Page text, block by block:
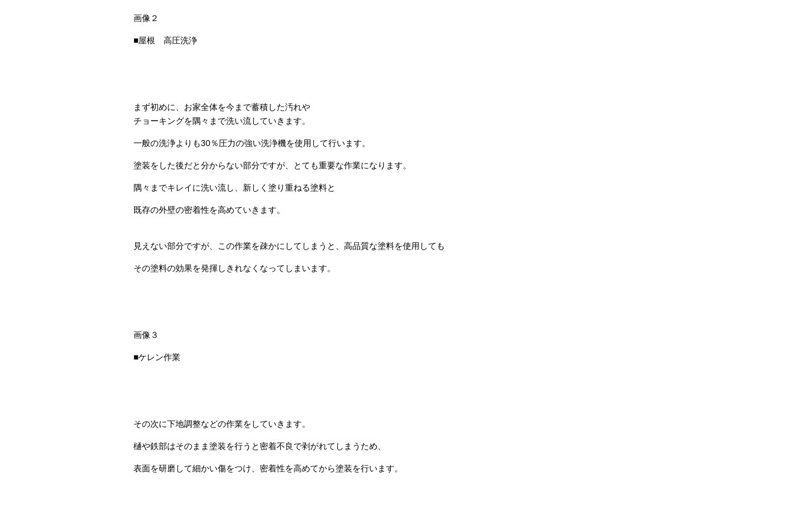
画像２
■屋根 高圧洗浄
まず初めに、お家全体を今まで蓄積した汚れや
チョーキングを隅々まで洗い流していきます。
一般の洗浄よりも30％圧力の強い洗浄機を使用して行います。
塗装をした後だと分からない部分ですが、とても重要な作業になります。
隅々までキレイに洗い流し、新しく塗り重ねる塗料と
既存の外壁の密着性を高めていきます。
見えない部分ですが、この作業を疎かにしてしまうと、高品質な塗料を使用しても
その塗料の効果を発揮しきれなくなってしまいます。
画像３
■ケレン作業
その次に下地調整などの作業をしていきます。
樋や鉄部はそのまま塗装を行うと密着不良で剥がれてしまうため、
表面を研磨して細かい傷をつけ、密着性を高めてから塗装を行います。